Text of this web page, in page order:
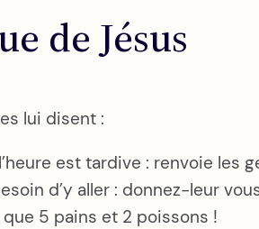
de Jésus
lui disent :
est tardive : renvoie les
d’y aller : donnez-leur
que 5 pains et 2 poissons !